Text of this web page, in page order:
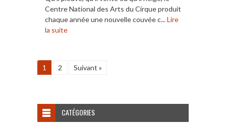
Centre National des Arts du Cirque produit
chaque année une nouvelle couvée c...Lire
la suite
1 2 Suivant »
CATÉGORIES